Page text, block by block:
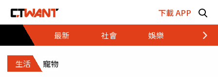
下載 APP
最新
社會 娛樂 財經
生活 寵物